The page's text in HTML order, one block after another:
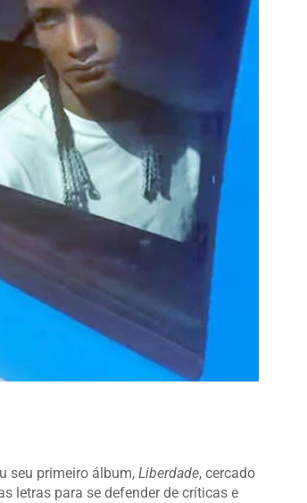
seu primeiro álbum, Liberdade, cercado
letras para se defender de críticas e